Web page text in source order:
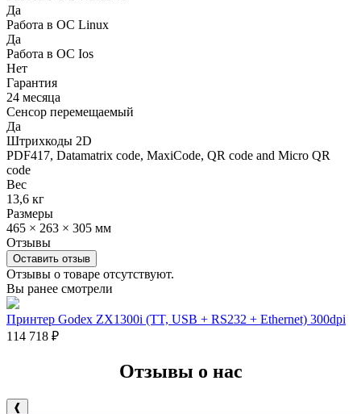
Да
Работа в ОС Linux
Да
Работа в ОС Ios
Нет
Гарантия
24 месяца
Сенсор перемещаемый
Да
Штрихкоды 2D
PDF417, Datamatrix code, MaxiCode, QR code and Micro QR
code
Вес
13,6 кг
Размеры
465 × 263 × 305 мм
Отзывы
Оставить отзыв
Отзывы о товаре отсутствуют.
Вы ранее смотрели
Принтер Godex ZX1300i (TT, USB + RS232 + Ethernet) 300dpi
114 718 ₽
Отзывы о нас
❰